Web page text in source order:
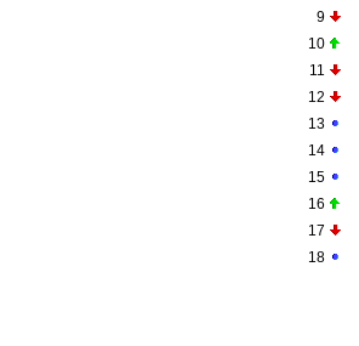
9
10
11
12
13
14
15
16
17
18